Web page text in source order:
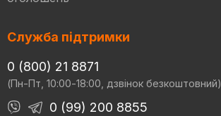
Служба підтримки
0 (800) 21 8871
(Пн-Пт, 10:00-18:00, дзвінок безкоштовний)
0 (99) 200 8855